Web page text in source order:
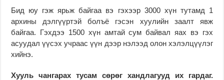
Бид юу гэж ярьж байгаа вэ гэхээр 3000 хүн тутамд 1
архины дэлгүүртэй болъё гэсэн хуулийн заалт явж
байгаа. Гэхдээ 1500 хүн амтай сум байвал яах вэ гэх
асуудал үүсэх учраас үүн дээр нэлээд олон хэлэлцүүлэг
хийнэ.
Хууль чангарах тусам сөрөг хандлагууд их гардаг.